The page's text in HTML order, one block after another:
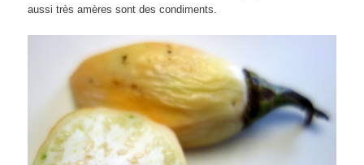
aussi très amères sont des condiments.